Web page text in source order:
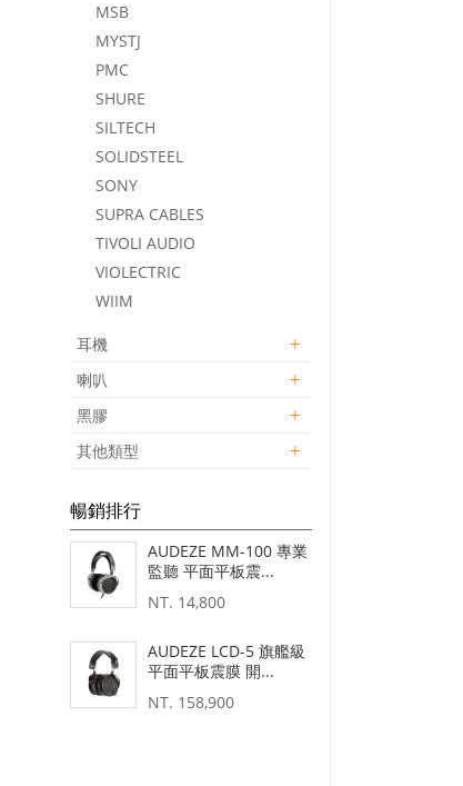
MSB
MYSTJ
PMC
SHURE
SILTECH
SOLIDSTEEL
SONY
SUPRA CABLES
TIVOLI AUDIO
VIOLECTRIC
WIIM
耳機
喇叭
黑膠
其他類型
暢銷排行
AUDEZE MM-100 專業
監聽 平面平板震...
NT. 14,800
AUDEZE LCD-5 旗艦級
平面平板震膜 開...
NT. 158,900